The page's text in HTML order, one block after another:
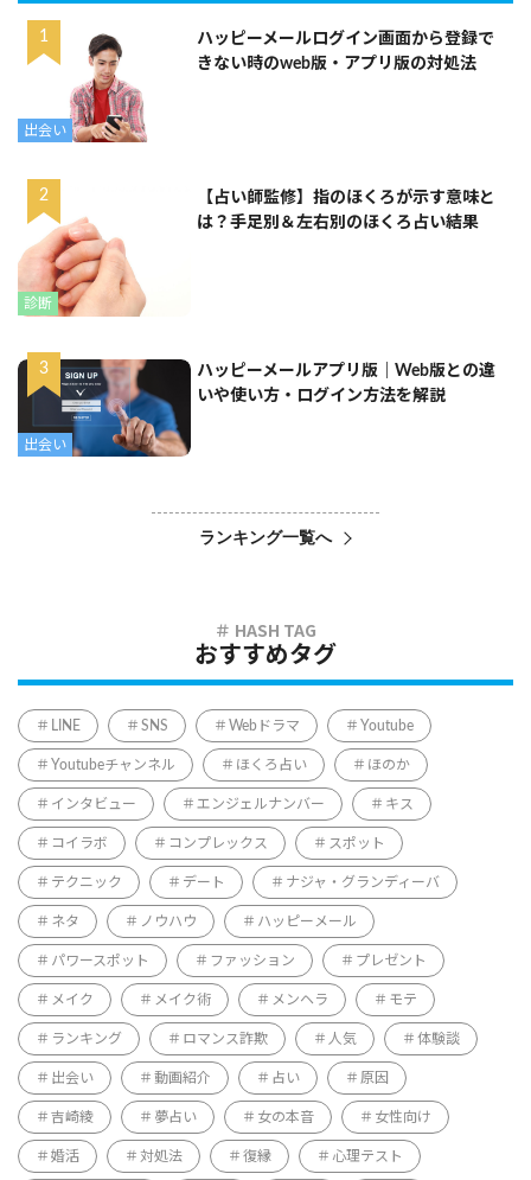
出会い
ハッピーメールログイン画面から登録で
きない時のweb版・アプリ版の対処法
診断
【占い師監修】指のほくろが示す意味と
は？手足別＆左右別のほくろ占い結果
出会い
ハッピーメールアプリ版｜Web版との違
いや使い方・ログイン方法を解説
ランキング一覧へ
おすすめタグ
LINE SNS Webドラマ Youtube
Youtubeチャンネル ほくろ占い ほのか
インタビュー エンジェルナンバー キス
コイラボ コンプレックス スポット
テクニック デート ナジャ・グランディーバ
ネタ ノウハウ ハッピーメール
パワースポット ファッション プレゼント
メイク メイク術 メンヘラ モテ
ランキング ロマンス詐欺 人気 体験談
出会い 動画紹介 占い 原因
吉崎綾 夢占い 女の本音 女性向け
婚活 対処法 復縁 心理テスト